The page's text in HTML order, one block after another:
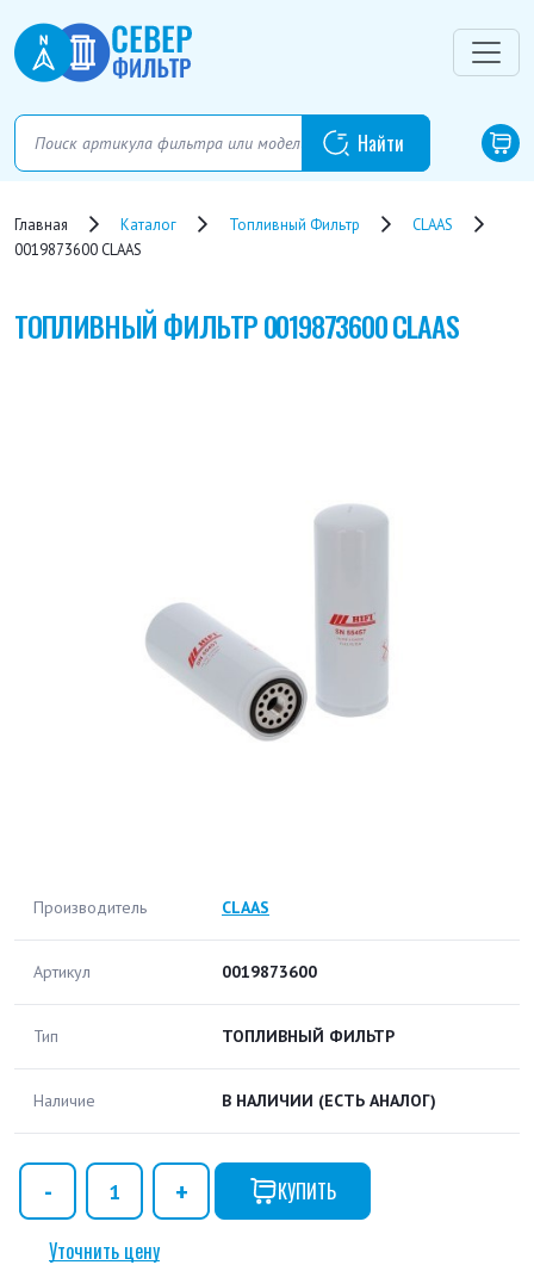
Главная Каталог Топливный Фильтр
CLAAS
0019873600 CLAAS
ТОПЛИВНЫЙ ФИЛЬТР0019873600 CLAAS
Производитель CLAAS
Артикул 0019873600
Тип ТОПЛИВНЫЙ ФИЛЬТР
Наличие В НАЛИЧИИ (ЕСТЬ АНАЛОГ)
КУПИТЬ
Уточнить цену